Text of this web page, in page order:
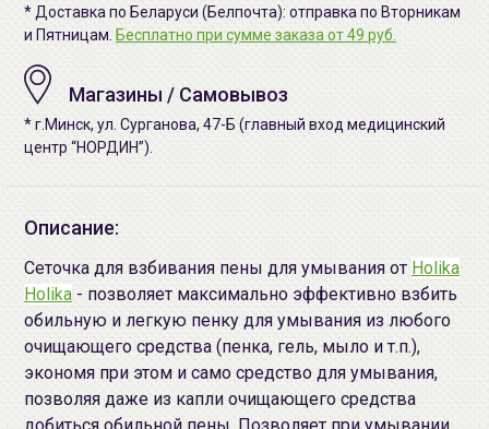
* Доставка по Беларуси (Белпочта): отправка по Вторникам
и Пятницам. Бесплатно при сумме заказа от 49 руб.
Магазины / Самовывоз
* г.Минск, ул. Сурганова, 47-Б (главный вход медицинский
центр “НОРДИН”).
Описание:
Сеточка для взбивания пены для умывания от Holika
Holika - позволяет максимально эффективно взбить
обильную и легкую пенку для умывания из любого
очищающего средства (пенка, гель, мыло и т.п.),
экономя при этом и само средство для умывания,
позволяя даже из капли очищающего средства